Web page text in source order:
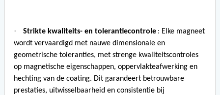
· Strikte kwaliteits- en tolerantiecontrole : Elke magneet
wordt vervaardigd met nauwe dimensionale en
geometrische toleranties, met strenge kwaliteitscontroles
op magnetische eigenschappen, oppervlakteafwerking en
hechting van de coating. Dit garandeert betrouwbare
prestaties, uitwisselbaarheid en consistentie bij